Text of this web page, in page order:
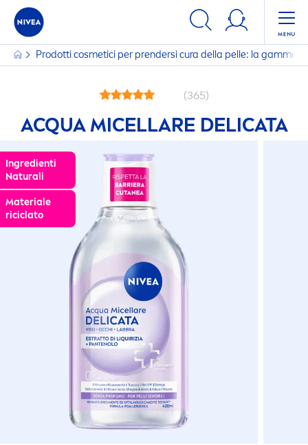
Prodotti cosmetici per prendersi cura della pelle: la gamma
(365)
ACQUA MICELLARE DELICATA
Ingredienti
Naturali
Materiale
riciclato